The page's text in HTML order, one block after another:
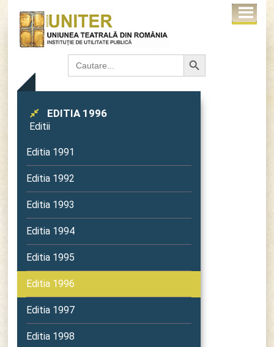
Search
for:
Search Button
EDITIA 1996
Editii
Editia 1991
Editia 1992
Editia 1993
Editia 1994
Editia 1995
Editia 1996
Editia 1997
Editia 1998